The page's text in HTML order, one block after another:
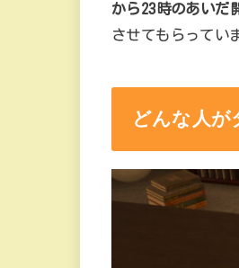
から23時のあいだ
させてもらってい
どんな人が